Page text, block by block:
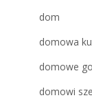
dom
domowa
domowe
domowi